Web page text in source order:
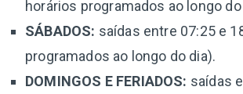
horários programados ao longo do
SÁBADOS: saídas entre 07:25 e
programados ao longo do dia).
DOMINGOS E FERIADOS: saídas